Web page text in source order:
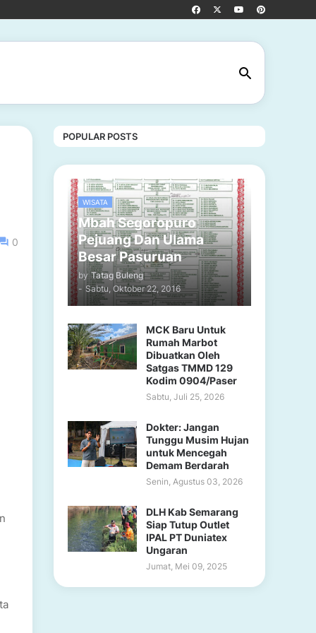
0
POPULAR POSTS
WISATA
Mbah Segoropuro
Pejuang Dan Ulama
Besar Pasuruan
by Tatag Buleng
- Sabtu, Oktober 22, 2016
MCK Baru Untuk
Rumah Marbot
Dibuatkan Oleh
Satgas TMMD 129
Kodim 0904/Paser
Sabtu, Juli 25, 2026
Dokter: Jangan
Tunggu Musim Hujan
untuk Mencegah
Demam Berdarah
Senin, Agustus 03, 2026
DLH Kab Semarang
Siap Tutup Outlet
IPAL PT Duniatex
Ungaran
Jumat, Mei 09, 2025